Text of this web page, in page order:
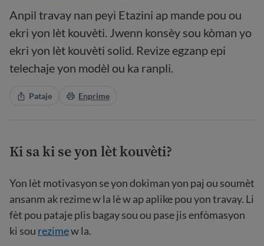
Anpil travay nan peyi Etazini ap mande pou ou
ekri yon lèt kouvèti. Jwenn konsèy sou kòman yo
ekri yon lèt kouvèti solid. Revize egzanp epi
telechaje yon modèl ou ka ranpli.
Pataje Enprime
Ki sa ki se yon lèt kouvèti?
Yon lèt motivasyon se yon dokiman yon paj ou soumèt
ansanm ak rezime w la lè w ap aplike pou yon travay. Li
fèt pou pataje plis bagay sou ou pase jis enfòmasyon
ki sou rezimew la.